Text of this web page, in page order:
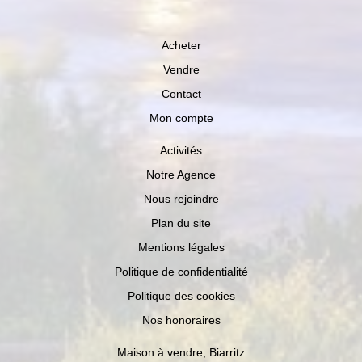
Acheter
Vendre
Contact
Mon compte
Activités
Notre Agence
Nous rejoindre
Plan du site
Mentions légales
Politique de confidentialité
Politique des cookies
Nos honoraires
Maison à vendre, Biarritz